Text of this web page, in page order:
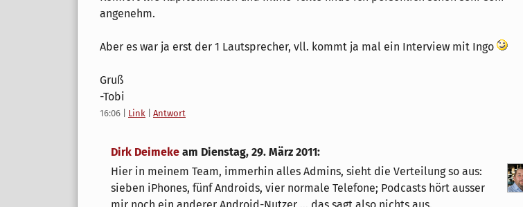
angenehm.
Aber es war ja erst der 1 Lautsprecher, vll. kommt ja mal ein Interview mit Ingo
Gruß
-Tobi
16:06 Link Antwort
Dirk Deimeke am Dienstag, 29. März 2011:
Hier in meinem Team, immerhin alles Admins, sieht die Verteilung so aus:
sieben iPhones, fünf Androids, vier normale Telefone; Podcasts hört ausser